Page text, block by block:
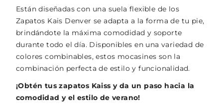
Están diseñadas con una suela flexible de los
Zapatos Kais Denver se adapta a la forma de tu pie,
brindándote la máxima comodidad y soporte
durante todo el día. Disponibles en una variedad de
colores combinables, estos mocasines son la
combinación perfecta de estilo y funcionalidad.
¡Obtén tus zapatos Kaiss y da un paso hacia la
comodidad y el estilo de verano!